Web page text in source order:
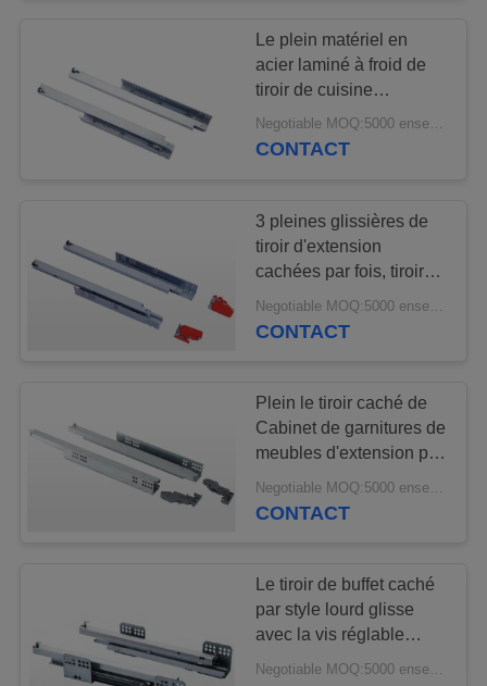
Serrures de Cabinet
et de tireur
Jambes de mobilier
métallique
42
Le plein matériel en
acier laminé à froid de
tiroir de cuisine
d'extension diapositive
10" - 22" longueur
Negotiable MOQ:5000 ensembles
CONTACT
3 pleines glissières de
tiroir d'extension
cachées par fois, tiroir
de meubles glisse la fin
douce
CONTACT
Plein le tiroir caché de
Cabinet de garnitures de
meubles d'extension par
matériel glisse la fin
douce
Negotiable MOQ:5000 ensembles
CONTACT
Le tiroir de buffet caché
par style lourd glisse
avec la vis réglable
19mm L/R
Negotiable MOQ:5000 ensembles